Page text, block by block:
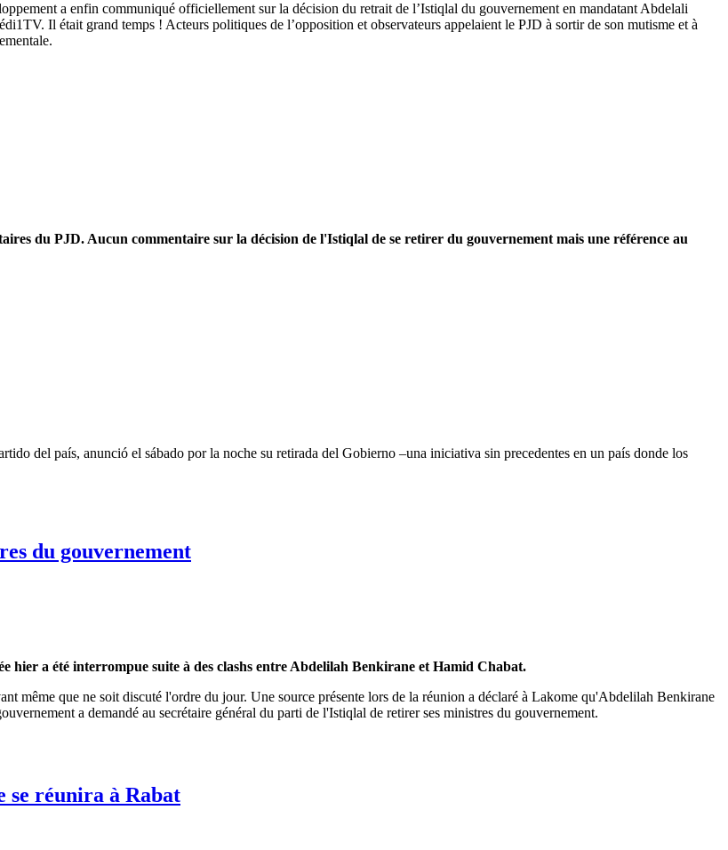
a enfin communiqué officiellement sur la décision du retrait de l’Istiqlal du gouvernement en mandatant Abdelali
Il était grand temps ! Acteurs politiques de l’opposition et observateurs appelaient le PJD à sortir de son mutisme et à
du PJD. Aucun commentaire sur la décision de l'Istiqlal de se retirer du gouvernement mais une référence au
del país, anunció el sábado por la noche su retirada del Gobierno –una iniciativa sin precedentes en un país donde los
du gouvernement
a été interrompue suite à des clashs entre Abdelilah Benkirane et Hamid Chabat.
même que ne soit discuté l'ordre du jour. Une source présente lors de la réunion a déclaré à Lakome qu'Abdelilah Benkirane
a demandé au secrétaire général du parti de l'Istiqlal de retirer ses ministres du gouvernement.
se réunira à Rabat